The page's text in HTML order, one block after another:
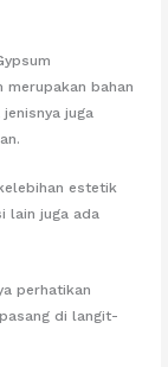
merupakan bahan
juga
estetik
lain juga ada
perhatikan
di langit-